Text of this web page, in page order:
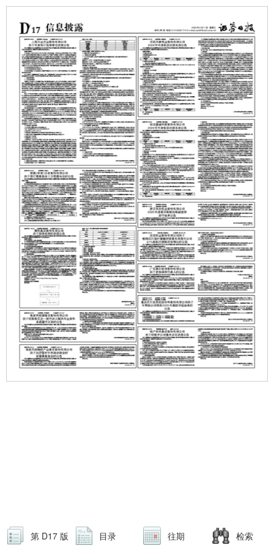
第 D17 版 目录 往期 检索